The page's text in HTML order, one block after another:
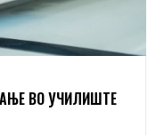
ВО УЧИЛИШТЕ